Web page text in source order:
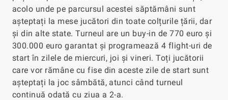
acolo unde pe parcursul acestei săptămâni sunt
așteptați la mese jucători din toate colțurile țării, dar
și din alte state. Turneul are un buy-in de 770 euro și
300.000 euro garantat și programează 4 flight-uri de
start în zilele de miercuri, joi și vineri. Toți jucătorii
care vor rămâne cu fise din aceste zile de start sunt
așteptați la joc sâmbătă, atunci când turneul
continuă odată cu ziua a 2-a.